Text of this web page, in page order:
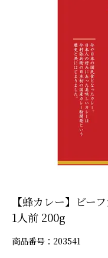
【蜂カレー】ビー
1人前 200g
商品番号
203541